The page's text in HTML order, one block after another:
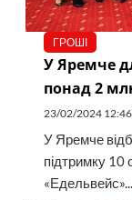
ГРОШІ
У Яремче
понад 2
23/02/2024 12:46
У Яремче
підтримку 10